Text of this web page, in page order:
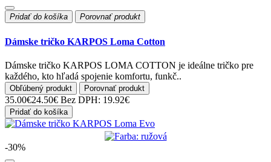
Pridať do košíka Porovnať produkt
Dámske tričko KARPOS Loma Cotton
Dámske tričko KARPOS LOMA COTTON je ideálne tričko pre
každého, kto hľadá spojenie komfortu, funkč..
Obľúbený produkt Porovnať produkt
35.00€24.50€ Bez DPH: 19.92€
Pridať do košíka
-30%